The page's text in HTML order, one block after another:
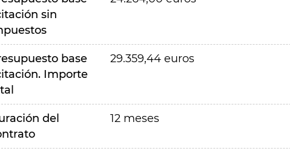
sin
base
Importe
29.359,44 euros
del
12 meses